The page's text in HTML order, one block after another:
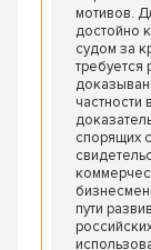
мотивов.
достойно
судом за
спорящих
пути